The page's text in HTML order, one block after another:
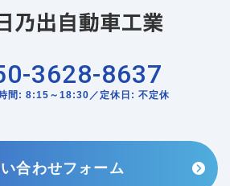
3628-8637
間: 8:15～18:30／定休日: 不定休
合わせフォーム